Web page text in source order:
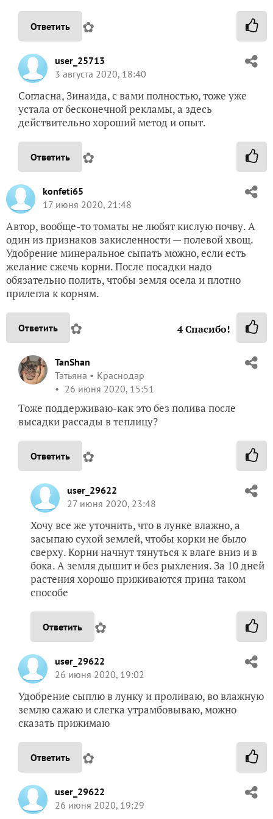
Ответить ✿
user_25713
3 августа 2020, 18:40
Согласна, Зинаида, с вами полностью, тоже уже
устала от бесконечной рекламы, а здесь
действительно хороший метод и опыт.
Ответить ✿
konfeti65
17 июня 2020, 21:48
Автор, вообще-то томаты не любят кислую почву. А
один из признаков закисленности — полевой хвощ.
Удобрение минеральное сыпать можно, если есть
желание сжечь корни. После посадки надо
обязательно полить, чтобы земля осела и плотно
прилегла к корням.
Ответить ✿ 4Спасибо!
TanShan
Татьяна
Краснодар
26 июня 2020, 15:51
Тоже поддерживаю-как это без полива после
высадки рассады в теплицу?
Ответить ✿
user_29622
27 июня 2020, 23:48
Хочу все же уточнить, что в лунке влажно, а
засыпаю сухой землей, чтобы корки не было
сверху. Корни начнут тянуться к влаге вниз и в
бока. А земля дышит и без рыхления. За 10 дней
растения хорошо приживаются прина таком
способе
Ответить ✿
user_29622
26 июня 2020, 19:02
Удобрение сыплю в лунку и проливаю, во влажную
землю сажаю и слегка утрамбовываю, можно
сказать прижимаю
Ответить ✿
user_29622
26 июня 2020, 19:29